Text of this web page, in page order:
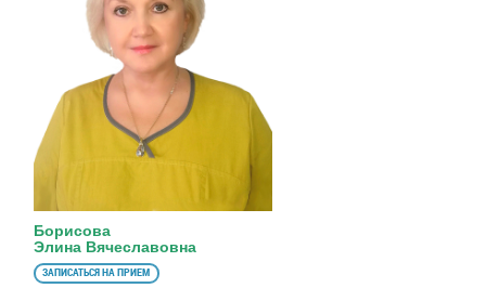
Борисова
Элина Вячеславовна
ЗАПИСАТЬСЯ НА ПРИЕМ